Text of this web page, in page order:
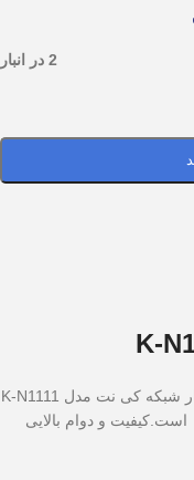
2 در انبار
یکی از بهترین ابزار نصب برای سوکت زدن، آچار شبکه کی نت مدل K-N1111
می‌باشد. این آچار شبکه با کیفیت از برند K-net است.کیفیت و دوام بالایی